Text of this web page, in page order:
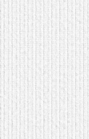
домашнем использовании.
Эта мебель имеет
некоторые преимущества
перед той же стенкой для
гостиной, к примеру,
поскольку она более
легкая и не загромождает
пространство. В спальне
этот предмет можно
поставить у изголовья
кровати, чтобы заполнить
пустующее там
место. Также стеллажи
очень часто используют в
качестве разграничителей
комнаты, например, на
рабочую зону и
пространство для отдыха.